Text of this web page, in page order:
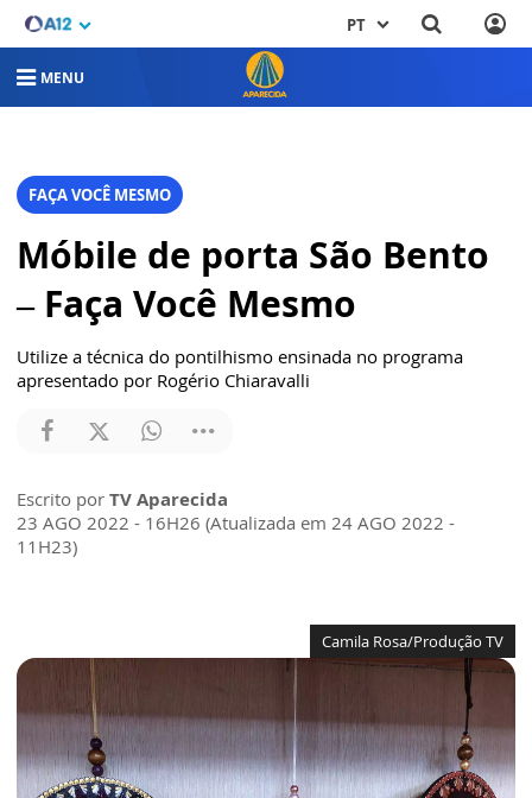
PT
MENU
FAÇA VOCÊ MESMO
Móbile de porta São Bento
– Faça Você Mesmo
Utilize a técnica do pontilhismo ensinada no programa
apresentado por Rogério Chiaravalli
Escrito por TV Aparecida
23 AGO 2022 - 16H26 (Atualizada em 24 AGO 2022 -
11H23)
Camila Rosa/Produção TV